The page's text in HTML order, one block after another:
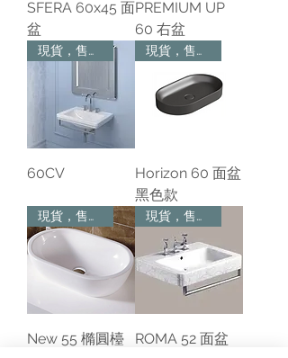
SFERA 60x45 面
盆
PREMIUM UP
60 右盆
現貨，售完為止
60CV
現貨，售完為止
Horizon 60 面盆
黑色款
現貨，售完為止
New 55 橢圓檯
現貨，售完為止
ROMA 52 面盆